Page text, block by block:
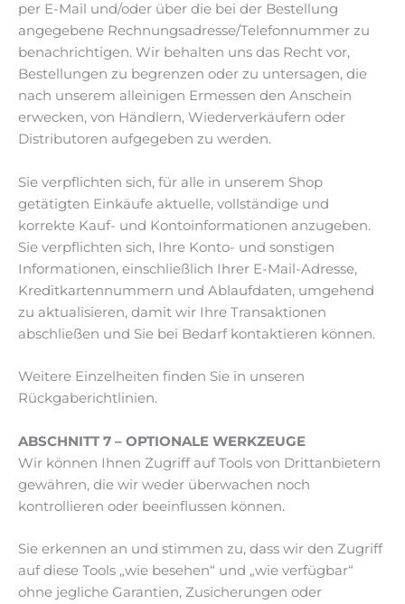
per E-Mail und/oder über die bei der Bestellung
angegebene Rechnungsadresse/Telefonnummer zu
benachrichtigen. Wir behalten uns das Recht vor,
Bestellungen zu begrenzen oder zu untersagen, die
nach unserem alleinigen Ermessen den Anschein
erwecken, von Händlern, Wiederverkäufern oder
Distributoren aufgegeben zu werden.
Sie verpflichten sich, für alle in unserem Shop
getätigten Einkäufe aktuelle, vollständige und
korrekte Kauf- und Kontoinformationen anzugeben.
Sie verpflichten sich, Ihre Konto- und sonstigen
Informationen, einschließlich Ihrer E-Mail-Adresse,
Kreditkartennummern und Ablaufdaten, umgehend
zu aktualisieren, damit wir Ihre Transaktionen
abschließen und Sie bei Bedarf kontaktieren können.
Weitere Einzelheiten finden Sie in unseren
Rückgaberichtlinien.
ABSCHNITT 7 – OPTIONALE WERKZEUGE
Wir können Ihnen Zugriff auf Tools von Drittanbietern
gewähren, die wir weder überwachen noch
kontrollieren oder beeinflussen können.
Sie erkennen an und stimmen zu, dass wir den Zugriff
auf diese Tools „wie besehen“ und „wie verfügbar“
ohne jegliche Garantien, Zusicherungen oder